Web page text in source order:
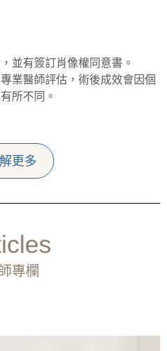
並有簽訂肖像權同意書。
業醫師評估，術後成效會因個
所不同。
更多
專欄